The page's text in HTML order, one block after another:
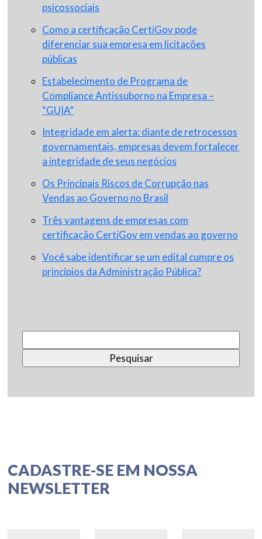
psicossociais
Como a certificação CertiGov pode
diferenciar sua empresa em licitações
públicas
Estabelecimento de Programa de
Compliance Antissuborno na Empresa –
“GUIA”
Integridade em alerta: diante de retrocessos
governamentais, empresas devem fortalecer
a integridade de seus negócios
Os Principais Riscos de Corrupção nas
Vendas ao Governo no Brasil
Três vantagens de empresas com
certificação CertiGov em vendas ao governo
Você sabe identificar se um edital cumpre os
princípios da Administração Pública?
por:
CADASTRE-SE EM NOSSA
NEWSLETTER